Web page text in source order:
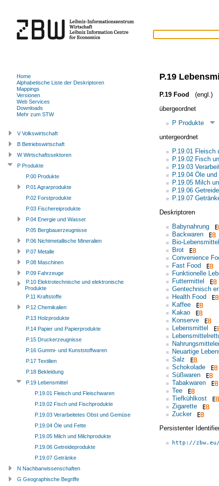
P.19
P.19 Food
(engl.)
übergeordnet
P Produkte
untergeordnet
P.19.01 Fleisch
P.19.02 Fisch
P.19.03
P.19.04 Öle
P.19.05 Milch
P.19.06
P.19.07
Deskriptoren
Babynahrung
Backwaren
Bio-Lebensmittel
Brot
Convenience
Fast Food
Funktionelle
Futtermittel
Gentechnisch
Health Food
Kaffee
Kakao
Konserve
Lebensmittel
Neuartige
Salz
Schokolade
Süßwaren
Tabakwaren
Tee
Tiefkühlkost
Zigarette
Zucker
Persistenter
http://
Home
Alphabetische Liste der Deskriptoren
Mappings
Versionen
Web Services
Downloads
Mehr zum STW
V Volkswirtschaft
B Betriebswirtschaft
W Wirtschaftssektoren
P Produkte
P.00 Produkte
P.01 Agrarprodukte
P.02 Forstprodukte
P.03 Fischereiprodukte
P.04 Energie und Wasser
P.05 Bergbauerzeugnisse
P.06 Nichtmetallische Mineralien
P.07 Metalle
P.08 Maschinen
P.09 Fahrzeuge
P.10 Elektrotechnische und elektronische
Produkte
P.11 Kraftstoffe
P.12 Chemikalien
P.13 Holzprodukte
P.14 Papier und Papierprodukte
P.15 Druckerzeugnisse
P.16 Gummi- und Kunststoffwaren
P.17 Textilien
P.18 Bekleidung
P.19 Lebensmittel
P.19.01 Fleisch und Fleischwaren
P.19.02 Fisch und Fischprodukte
P.19.03 Verarbeitetes Obst und Gemüse
P.19.04 Öle und Fette
P.19.05 Milch und Milchprodukte
P.19.06 Getreideprodukte
P.19.07 Getränke
N Nachbarwissenschaften
G Geographische Begriffe